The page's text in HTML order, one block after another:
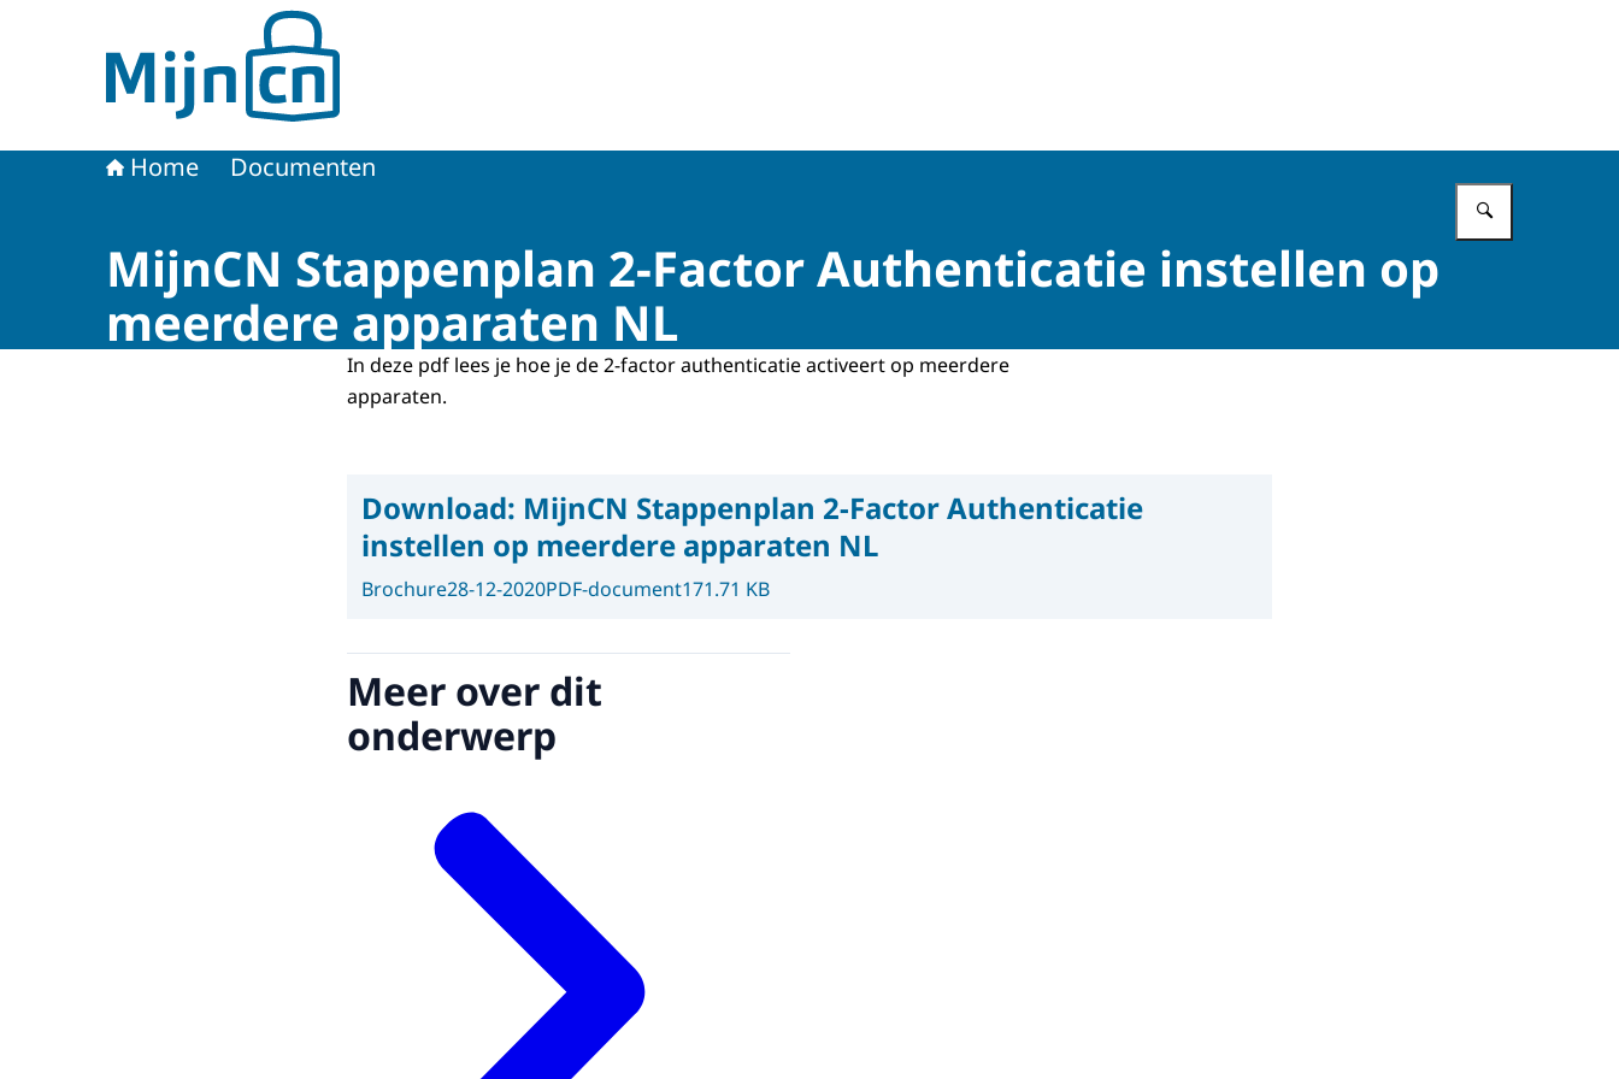
Naar de homepage van MijnCN
Home Documenten
MijnCN Stappenplan 2-Factor Authenticatie instellen op
meerdere apparaten NL
In deze pdf lees je hoe je de 2-factor authenticatie activeert op meerdere
apparaten.
Download: MijnCN Stappenplan 2-Factor Authenticatie
instellen op meerdere apparaten NL
Brochure28-12-2020PDF-document171.71 KB
Meer over dit
onderwerp